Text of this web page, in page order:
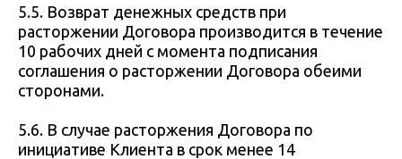
5.5. Возврат денежных средств при
расторжении Договора производится в течение
10 рабочих дней с момента подписания
соглашения о расторжении Договора обеими
сторонами.
5.6. В случае расторжения Договора по
инициативе Клиента в срок менее 14